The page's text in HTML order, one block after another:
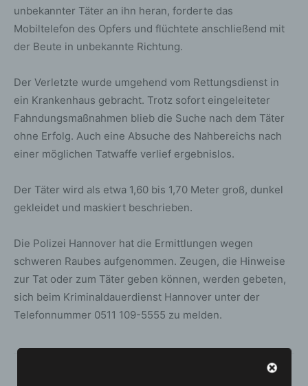
unbekannter Täter an ihn heran, forderte das
Mobiltelefon des Opfers und flüchtete anschließend mit
der Beute in unbekannte Richtung.
Der Verletzte wurde umgehend vom Rettungsdienst in
ein Krankenhaus gebracht. Trotz sofort eingeleiteter
Fahndungsmaßnahmen blieb die Suche nach dem Täter
ohne Erfolg. Auch eine Absuche des Nahbereichs nach
einer möglichen Tatwaffe verlief ergebnislos.
Der Täter wird als etwa 1,60 bis 1,70 Meter groß, dunkel
gekleidet und maskiert beschrieben.
Die Polizei Hannover hat die Ermittlungen wegen
schweren Raubes aufgenommen. Zeugen, die Hinweise
zur Tat oder zum Täter geben können, werden gebeten,
sich beim Kriminaldauerdienst Hannover unter der
Telefonnummer 0511 109-5555 zu melden.